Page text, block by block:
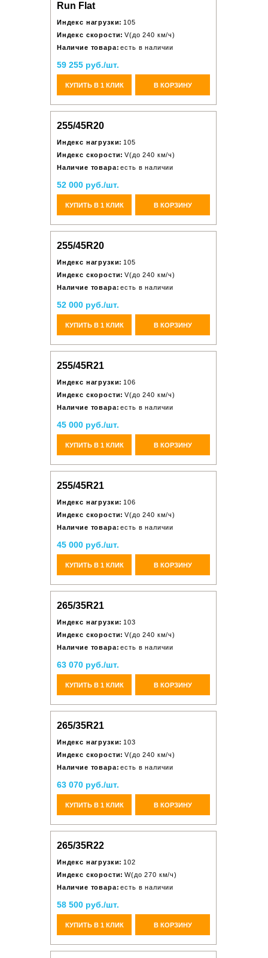
Run Flat
Индекс нагрузки: 105
Индекс скорости: V(до 240 км/ч)
Наличие товара: есть в наличии
59 255 руб./шт.
КУПИТЬ В 1 КЛИК В КОРЗИНУ
255/45R20
Индекс нагрузки: 105
Индекс скорости: V(до 240 км/ч)
Наличие товара: есть в наличии
52 000 руб./шт.
КУПИТЬ В 1 КЛИК В КОРЗИНУ
255/45R20
Индекс нагрузки: 105
Индекс скорости: V(до 240 км/ч)
Наличие товара: есть в наличии
52 000 руб./шт.
КУПИТЬ В 1 КЛИК В КОРЗИНУ
255/45R21
Индекс нагрузки: 106
Индекс скорости: V(до 240 км/ч)
Наличие товара: есть в наличии
45 000 руб./шт.
КУПИТЬ В 1 КЛИК В КОРЗИНУ
255/45R21
Индекс нагрузки: 106
Индекс скорости: V(до 240 км/ч)
Наличие товара: есть в наличии
45 000 руб./шт.
КУПИТЬ В 1 КЛИК В КОРЗИНУ
265/35R21
Индекс нагрузки: 103
Индекс скорости: V(до 240 км/ч)
Наличие товара: есть в наличии
63 070 руб./шт.
КУПИТЬ В 1 КЛИК В КОРЗИНУ
265/35R21
Индекс нагрузки: 103
Индекс скорости: V(до 240 км/ч)
Наличие товара: есть в наличии
63 070 руб./шт.
КУПИТЬ В 1 КЛИК В КОРЗИНУ
265/35R22
Индекс нагрузки: 102
Индекс скорости: W(до 270 км/ч)
Наличие товара: есть в наличии
58 500 руб./шт.
КУПИТЬ В 1 КЛИК В КОРЗИНУ